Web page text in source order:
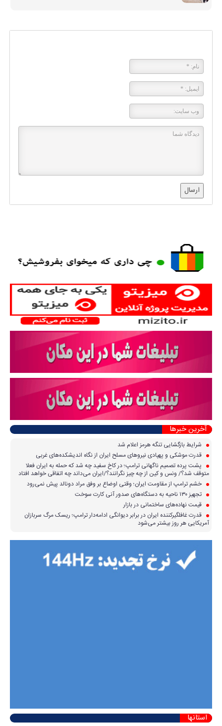
ارسال
آخرین خبرها
شرایط بازگشایی تنگه هرمز اعلام شد
قدرت موشکی و پهپادی نیرو‌های مسلح ایران از نگاه اندیشکده‌های غربی
پشت پرده تصمیم ناگهانی ترامپ؛ در کاخ سفید چه شد که حمله به ایران فعلا
متوقف شد؟/ ونس و کین از چه چیز نگرانند؟/ایران می‌داند چه اتفاقی خواهد افتاد
خشم ترامپ از مقاومت ایران؛ وقتی اوضاع بر وفق مراد دونالد پیش نمی‌رود
تجهیز ۱۳۰ ناحیه به دستگاه‌های صدور آنی کارت سوخت
قیمت نهاده‌های ساختمانی در بازار
قدرت غافلگیرکننده ایران در برابر دیوانگی ادامه‌دار ترامپ؛ ریسک مرگ سربازان
آمریکایی هر روز بیشتر می‌شود
استانها